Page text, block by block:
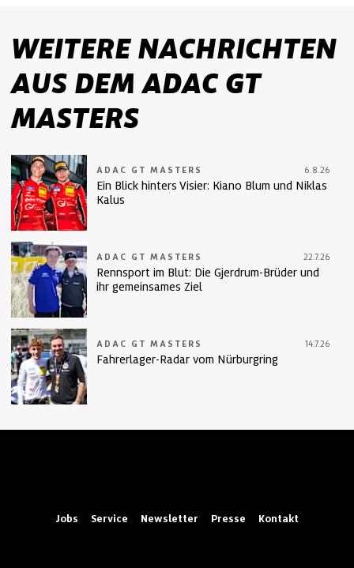
WEITERE NACHRICHTEN
AUS DEM ADAC GT
MASTERS
ADAC GT MASTERS 6.8.26
Ein Blick hinters Visier: Kiano Blum und Niklas
Kalus
ADAC GT MASTERS 22.7.26
Rennsport im Blut: Die Gjerdrum-Brüder und
ihr gemeinsames Ziel
ADAC GT MASTERS 14.7.26
Fahrerlager-Radar vom Nürburgring
Jobs Service Newsletter Presse Kontakt